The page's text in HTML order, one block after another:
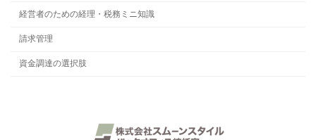
経営者のための経理・税務ミニ知識
請求管理
資金調達の選択肢